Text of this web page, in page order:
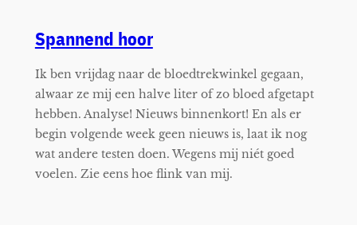
Spannend hoor
Ik ben vrijdag naar de bloedtrekwinkel gegaan,
alwaar ze mij een halve liter of zo bloed afgetapt
hebben. Analyse! Nieuws binnenkort! En als er
begin volgende week geen nieuws is, laat ik nog
wat andere testen doen. Wegens mij niét goed
voelen. Zie eens hoe flink van mij.